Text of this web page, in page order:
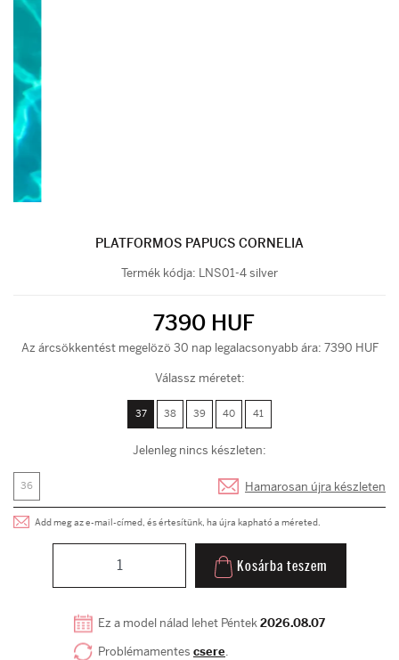
PLATFORMOS PAPUCS CORNELIA
Termék kódja: LNS01-4 silver
7390 HUF
Az árcsökkentést megelözö 30 nap legalacsonyabb ára: 7390 HUF
Válassz méretet:
37 38 39 40 41
Jelenleg nincs készleten:
36 Hamarosan újra készleten
Add meg az e-mail-címed, és értesítünk, ha újra kapható a méreted.
Kosárba teszem
Ez a model nálad lehet Péntek 2026.08.07
Problémamentes csere.